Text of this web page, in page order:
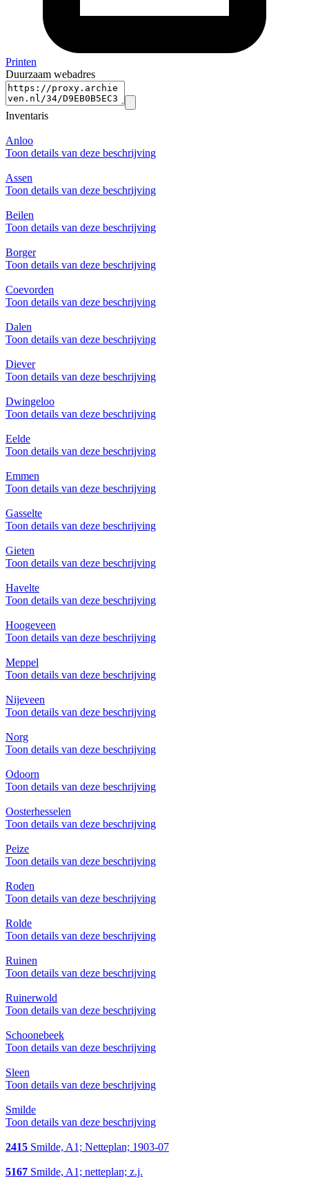
Printen
Duurzaam webadres
Inventaris
Anloo
Toon details van deze beschrijving
Assen
Toon details van deze beschrijving
Beilen
Toon details van deze beschrijving
Borger
Toon details van deze beschrijving
Coevorden
Toon details van deze beschrijving
Dalen
Toon details van deze beschrijving
Diever
Toon details van deze beschrijving
Dwingeloo
Toon details van deze beschrijving
Eelde
Toon details van deze beschrijving
Emmen
Toon details van deze beschrijving
Gasselte
Toon details van deze beschrijving
Gieten
Toon details van deze beschrijving
Havelte
Toon details van deze beschrijving
Hoogeveen
Toon details van deze beschrijving
Meppel
Toon details van deze beschrijving
Nijeveen
Toon details van deze beschrijving
Norg
Toon details van deze beschrijving
Odoorn
Toon details van deze beschrijving
Oosterhesselen
Toon details van deze beschrijving
Peize
Toon details van deze beschrijving
Roden
Toon details van deze beschrijving
Rolde
Toon details van deze beschrijving
Ruinen
Toon details van deze beschrijving
Ruinerwold
Toon details van deze beschrijving
Schoonebeek
Toon details van deze beschrijving
Sleen
Toon details van deze beschrijving
Smilde
Toon details van deze beschrijving
2415 Smilde, A1; Netteplan; 1903-07
5167 Smilde, A1; netteplan; z.j.